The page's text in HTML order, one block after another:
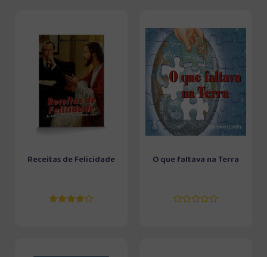
Receitas de Felicidade O que faltava na Terra